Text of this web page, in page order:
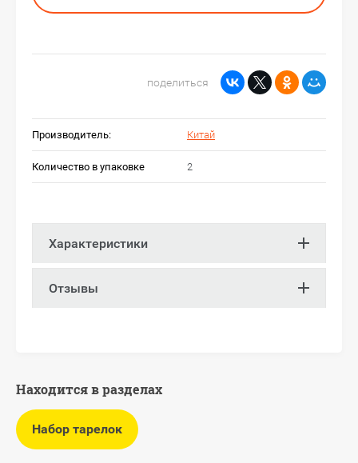
поделиться
Производитель: Китай
Количество в упаковке 2
Характеристики
Отзывы
Находится в разделах
Набор тарелок